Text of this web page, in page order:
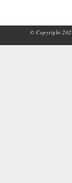
© Copyright